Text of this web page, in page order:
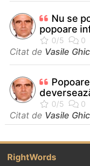
Nu se
popoare
Citat de Vasile
Citat de Vasile
RightWords